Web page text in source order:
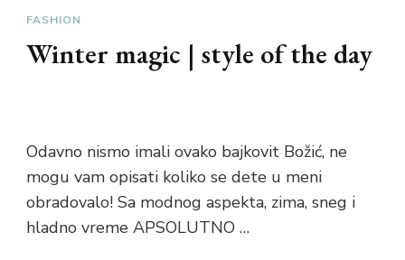
FASHION
Winter magic | style of the day
Odavno nismo imali ovako bajkovit Božić, ne
mogu vam opisati koliko se dete u meni
obradovalo! Sa modnog aspekta, zima, sneg i
hladno vreme APSOLUTNO …